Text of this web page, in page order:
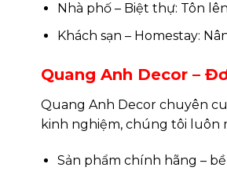
Nhà phố – Biệt thự: Tôn
Khách sạn – Homestay:
Quang Anh Decor –
Quang Anh Decor chuyên
kinh nghiệm, chúng tôi luôn
Sản phẩm chính hãng –